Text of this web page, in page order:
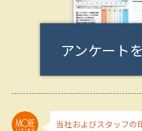
アンケート
当社およびスタッフの